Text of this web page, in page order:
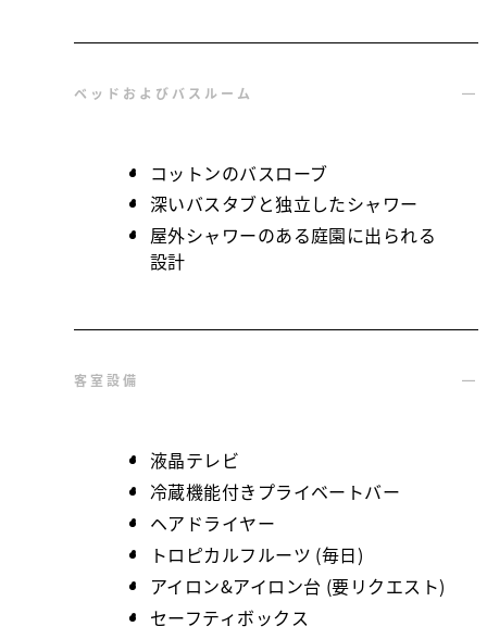
ベッドおよびバスルーム
コットンのバスローブ
深いバスタブと独立したシャワー
屋外シャワーのある庭園に出られる
設計
客室設備
液晶テレビ
冷蔵機能付きプライベートバー
ヘアドライヤー
トロピカルフルーツ (毎日)
アイロン&アイロン台 (要リクエスト)
セーフティボックス